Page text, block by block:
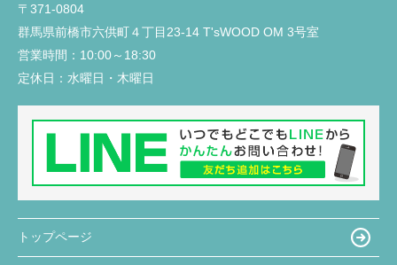
〒371-0804
群馬県前橋市六供町４丁目23‐14 T'sWOOD OM 3号室
営業時間： 10:00～18:30
定休日： 水曜日・木曜日
トップページ